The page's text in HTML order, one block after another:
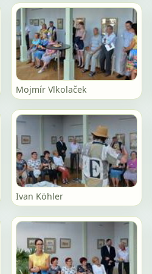
Mojmír Vlkolaček
Ivan Köhler